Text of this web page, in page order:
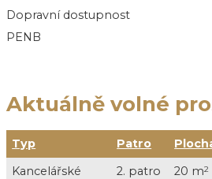
Dopravní dostupnost
PENB
Aktuálně volné
Typ Patro
Kancelářské
2. patro 20 m2